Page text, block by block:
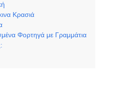
Κρασιά
Φορτηγά με Γραμμάτια